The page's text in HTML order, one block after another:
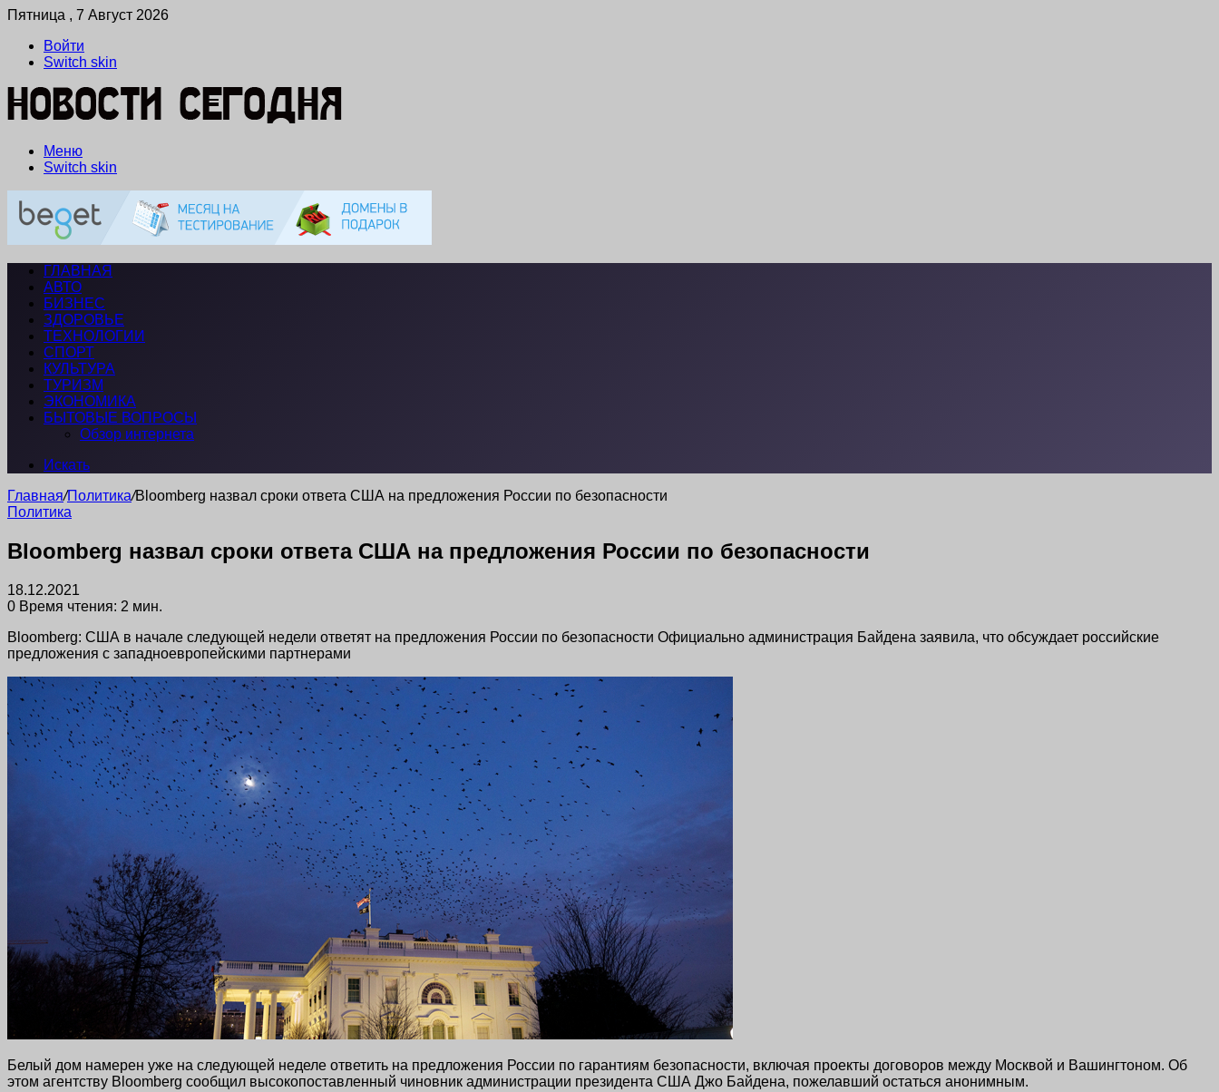
Пятница , 7 Август 2026
Войти
Switch skin
Меню
Switch skin
ГЛАВНАЯ
АВТО
БИЗНЕС
ЗДОРОВЬЕ
ТЕХНОЛОГИИ
СПОРТ
КУЛЬТУРА
ТУРИЗМ
ЭКОНОМИКА
БЫТОВЫЕ ВОПРОСЫ
Обзор интернета
Искать
Главная/Политика/Bloomberg назвал сроки ответа США на предложения России по безопасности
Политика
Bloomberg назвал сроки ответа США на предложения России по безопасности
18.12.2021
0 Время чтения: 2 мин.
Bloomberg: США в начале следующей недели ответят на предложения России по безопасности Официально администрация Байдена заявила, что обсуждает российские
предложения с западноевропейскими партнерами
Белый дом намерен уже на следующей неделе ответить на предложения России по гарантиям безопасности, включая проекты договоров между Москвой и Вашингтоном. Об
этом агентству Bloomberg сообщил высокопоставленный чиновник администрации президента США Джо Байдена, пожелавший остаться анонимным.